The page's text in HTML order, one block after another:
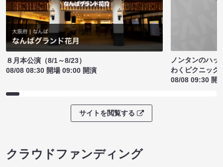
８月本公演（8/1～8/23）
08/08 08:30 開場 09:00 開演
ノンタンのハッ
わくピクニック
08/08 09:30 開
サイトを閲覧する
クラウドファンディング